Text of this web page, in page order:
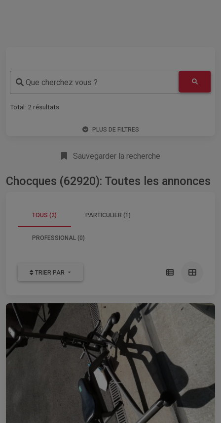
Que cherchez vous ?
Total: 2 résultats
PLUS DE FILTRES
Sauvegarder la recherche
Chocques (62920): Toutes les annonces
TOUS (2) PARTICULIER (1)
PROFESSIONAL (0)
TRIER PAR